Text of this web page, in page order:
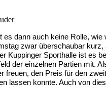
dann auch keine Rolle,
zwar überschaubar
Kuppinger Sporthalle ist
der einzelnen Partien mit.
den Preis für den
lassen konnte. Auch von